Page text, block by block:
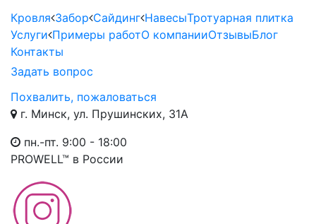
Кровля Забор Сайдинг НавесыТротуарная плитка
Услуги Примеры работО компанииОтзывыБлог
Контакты
Задать вопрос
Похвалить, пожаловаться
г. Минск, ул. Прушинских, 31А
пн.-пт. 9:00 - 18:00
PROWELL™ в России